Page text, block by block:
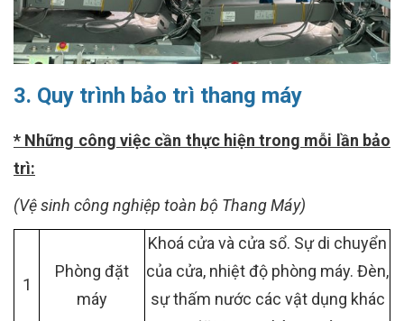
3. Quy trình bảo trì thang máy
* Những công việc cần thực hiện trong mỗi lần bảo
trì:
(Vệ sinh công nghiệp toàn bộ Thang Máy)
1
Phòng đặt
máy
Khoá cửa và cửa sổ. Sự di chuyển
của cửa, nhiệt độ phòng máy. Đèn,
sự thấm nước các vật dụng khác